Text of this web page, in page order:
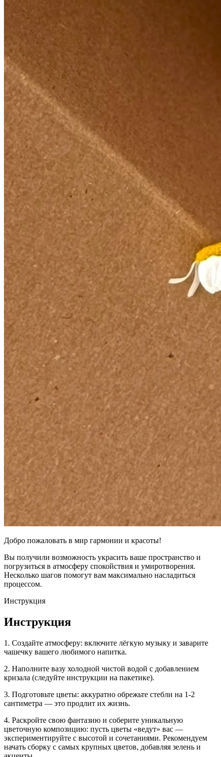
Добро пожаловать в мир гармонии и красоты!
Вы получили возможность украсить ваше пространство и
погрузиться в атмосферу спокойствия и умиротворения.
Несколько шагов помогут вам максимально насладиться
процессом.
Инструкция
Инструкция
1. Создайте атмосферу: включите лёгкую музыку и заварите
чашечку вашего любимого напитка.
2. Наполните вазу холодной чистой водой с добавлением
кризала (следуйте инструкции на пакетике).
3. Подготовьте цветы: аккуратно обрежьте стебли на 1-2
сантиметра — это продлит их жизнь.
4. Раскройте свою фантазию и соберите уникальную
цветочную композицию: пусть цветы «ведут» вас —
экспериментируйте с высотой и сочетаниями. Рекомендуем
начать сборку с самых крупных цветов, добавляя зелень и